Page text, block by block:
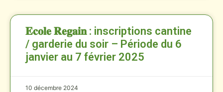
𝐄𝐜𝐨𝐥𝐞 𝐑𝐞𝐠𝐚𝐢𝐧 : inscriptions cantine
/ garderie du soir – Période du 6
janvier au 7 février 2025
10 décembre 2024